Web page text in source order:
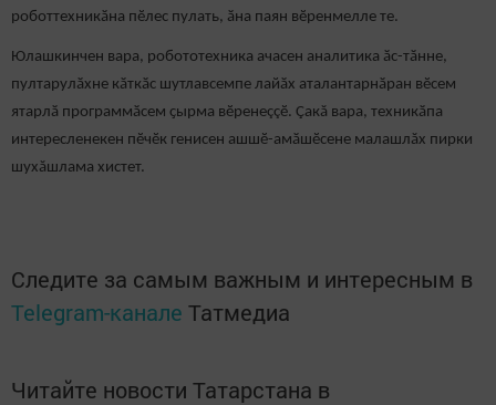
роботтехникӑна пӗлес пулать, ӑна паян вӗренмелле те.
Юлашкинчен вара, робототехника ачасен аналитика ӑс-тӑнне,
пултарулӑхне кӑткӑс шутлавсемпе лайӑх аталантарнӑран вӗсем
ятарлӑ программӑсем ҫырма вӗренеççӗ. Çакă вара, техникӑпа
интересленекен пӗчӗк генисен ашшӗ-амӑшӗсене малашлăх пирки
шухăшлама хистет.
Следите за самым важным и интересным в
Telegram-канале Татмедиа
Читайте новости Татарстана в